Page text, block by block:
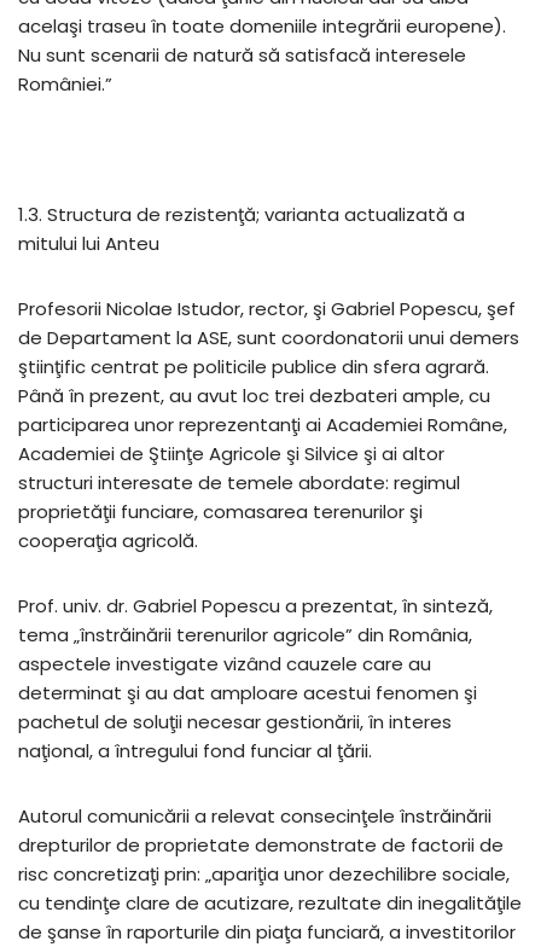
acelaşi traseu în toate domeniile integrării europene).
Nu sunt scenarii de natură să satisfacă interesele
României.”
1.3. Structura de rezistenţă; varianta actualizată a
mitului lui Anteu
Profesorii Nicolae Istudor, rector, şi Gabriel Popescu, şef
de Departament la ASE, sunt coordonatorii unui demers
ştiinţific centrat pe politicile publice din sfera agrară.
Până în prezent, au avut loc trei dezbateri ample, cu
participarea unor reprezentanţi ai Academiei Române,
Academiei de Ştiinţe Agricole şi Silvice şi ai altor
structuri interesate de temele abordate: regimul
proprietăţii funciare, comasarea terenurilor şi
cooperaţia agricolă.
Prof. univ. dr. Gabriel Popescu a prezentat, în sinteză,
tema „înstrăinării terenurilor agricole” din România,
aspectele investigate vizând cauzele care au
determinat şi au dat amploare acestui fenomen şi
pachetul de soluţii necesar gestionării, în interes
naţional, a întregului fond funciar al ţării.
Autorul comunicării a relevat consecinţele înstrăinării
drepturilor de proprietate demonstrate de factorii de
risc concretizaţi prin: „apariţia unor dezechilibre sociale,
cu tendinţe clare de acutizare, rezultate din inegalităţile
de şanse în raporturile din piaţa funciară, a investitorilor